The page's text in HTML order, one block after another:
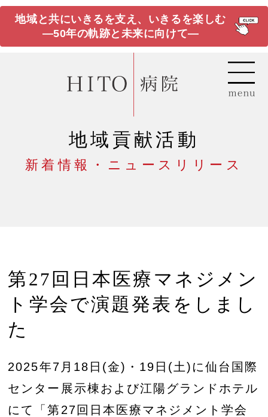
地域と共にいきるを支え、いきるを楽しむ
―50年の軌跡と未来に向けて―
地域貢献活動
新着情報・ニュースリリース
第27回日本医療マネジメン
ト学会で演題発表をしまし
た
2025年7月18日(金)・19日(土)に仙台国際
センター展示棟および江陽グランドホテル
にて「第27回日本医療マネジメント学会